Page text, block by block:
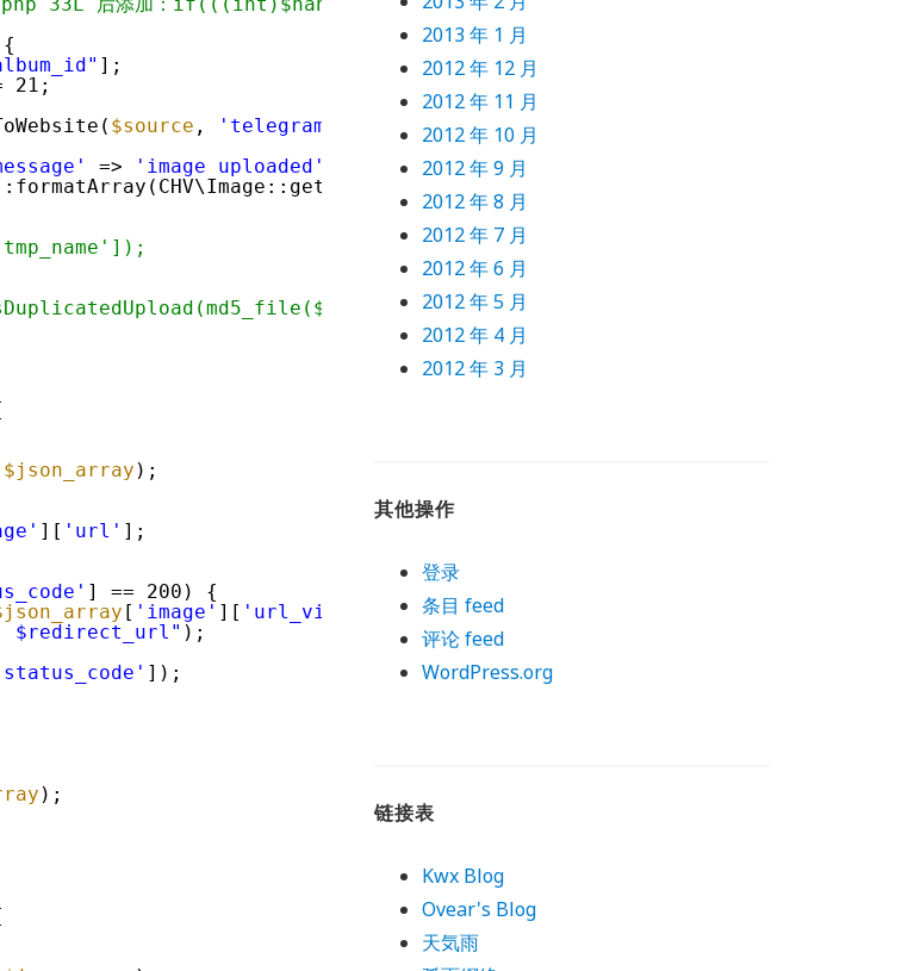
];
21;
$source , 'telegrambot' 'album_id'
=> 'image uploaded' 'code'
=> 200);
$json_array );
][ 'url' ];
] == 200) {
[ 'image' ][ 'url_viewer'
];
$redirect_url" );
]);
);
2013 年 1 月
2012 年 12 月
2012 年 11 月
2012 年 10 月
2012 年 9 月
2012 年 8 月
2012 年 7 月
2012 年 6 月
2012 年 5 月
2012 年 4 月
2012 年 3 月
其他操作
登录
条目 feed
评论 feed
WordPress.org
链接表
Kwx Blog
Ovear's Blog
天気雨